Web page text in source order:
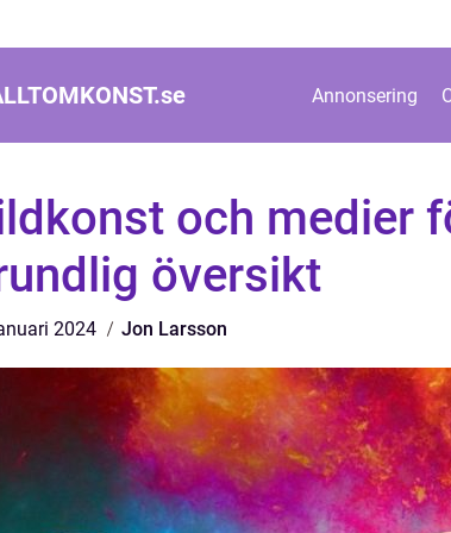
se Annonsering
och medier
översikt
2024 Jon Larsson